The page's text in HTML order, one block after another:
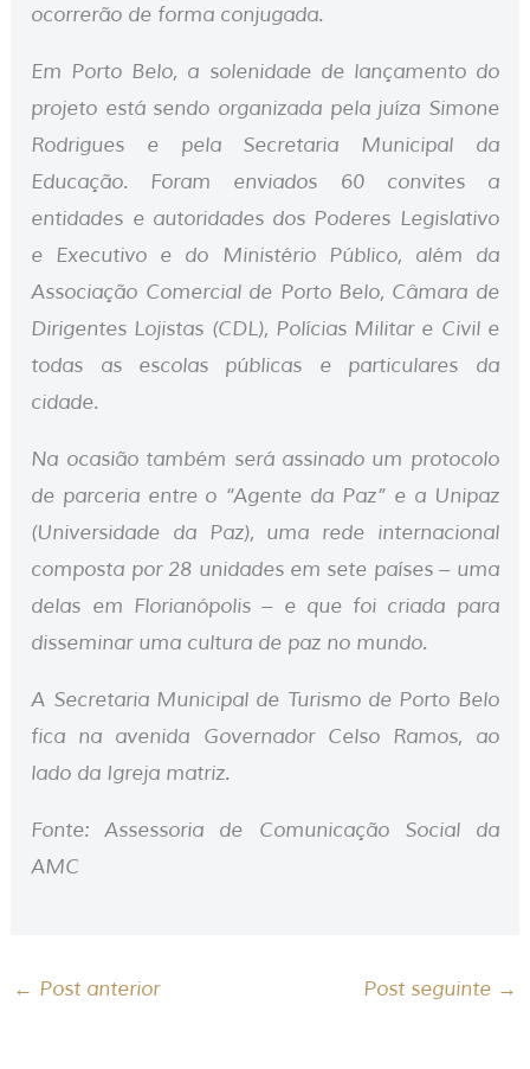
ocorrerão de forma conjugada.
Em Porto Belo, a solenidade de lançamento do
projeto está sendo organizada pela juíza Simone
Rodrigues e pela Secretaria Municipal da
Educação. Foram enviados 60 convites a
entidades e autoridades dos Poderes Legislativo
e Executivo e do Ministério Público, além da
Associação Comercial de Porto Belo, Câmara de
Dirigentes Lojistas (CDL), Polícias Militar e Civil e
todas as escolas públicas e particulares da
cidade.
Na ocasião também será assinado um protocolo
de parceria entre o “Agente da Paz” e a Unipaz
(Universidade da Paz), uma rede internacional
composta por 28 unidades em sete países – uma
delas em Florianópolis – e que foi criada para
disseminar uma cultura de paz no mundo.
A Secretaria Municipal de Turismo de Porto Belo
fica na avenida Governador Celso Ramos, ao
lado da Igreja matriz.
Fonte: Assessoria de Comunicação Social da
AMC
← Post anterior Post seguinte →